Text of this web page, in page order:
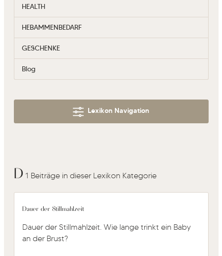
HEALTH
HEBAMMENBEDARF
GESCHENKE
Blog
Lexikon Navigation
D 1 Beiträge in dieser Lexikon Kategorie
Dauer der Stillmahlzeit
Dauer der Stillmahlzeit. Wie lange trinkt ein Baby
an der Brust?